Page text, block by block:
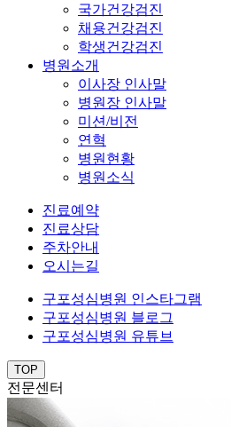
국가건강검진
채용건강검진
학생건강검진
병원소개
이사장 인사말
병원장 인사말
미션/비전
연혁
병원현황
병원소식
진료예약
진료상담
주차안내
오시는길
구포성심병원 인스타그램
구포성심병원 블로그
구포성심병원 유튜브
TOP
전문센터